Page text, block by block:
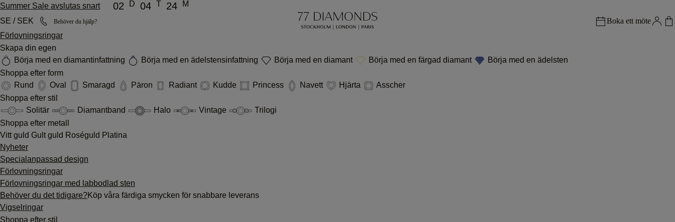
Summer Sale avslutas snart 02 D 04 T 24
M
SE / SEK
Behöver du hjälp?
Boka ett möte
Förlovningsringar
Skapa din egen
Börja med en diamantinfattning
Börja med en ädelstensinfattning Börja med en diamant Börja med en färgad diamant
Börja med en ädelsten
Shoppa efter form
Rund
Oval Smaragd Päron Radiant Kudde Princess Navett Hjärta
Asscher
Shoppa efter stil
Solitär
Diamantband Halo Vintage
Trilogi
Shoppa efter metall
Vitt guld Gult guld Roséguld Platina
Nyheter
Specialanpassad design
Förlovningsringar
Förlovningsringar med labbodlad sten
Behöver du det tidigare?Köp våra färdiga smycken för snabbare leverans
Vigselringar
Shoppa efter stil